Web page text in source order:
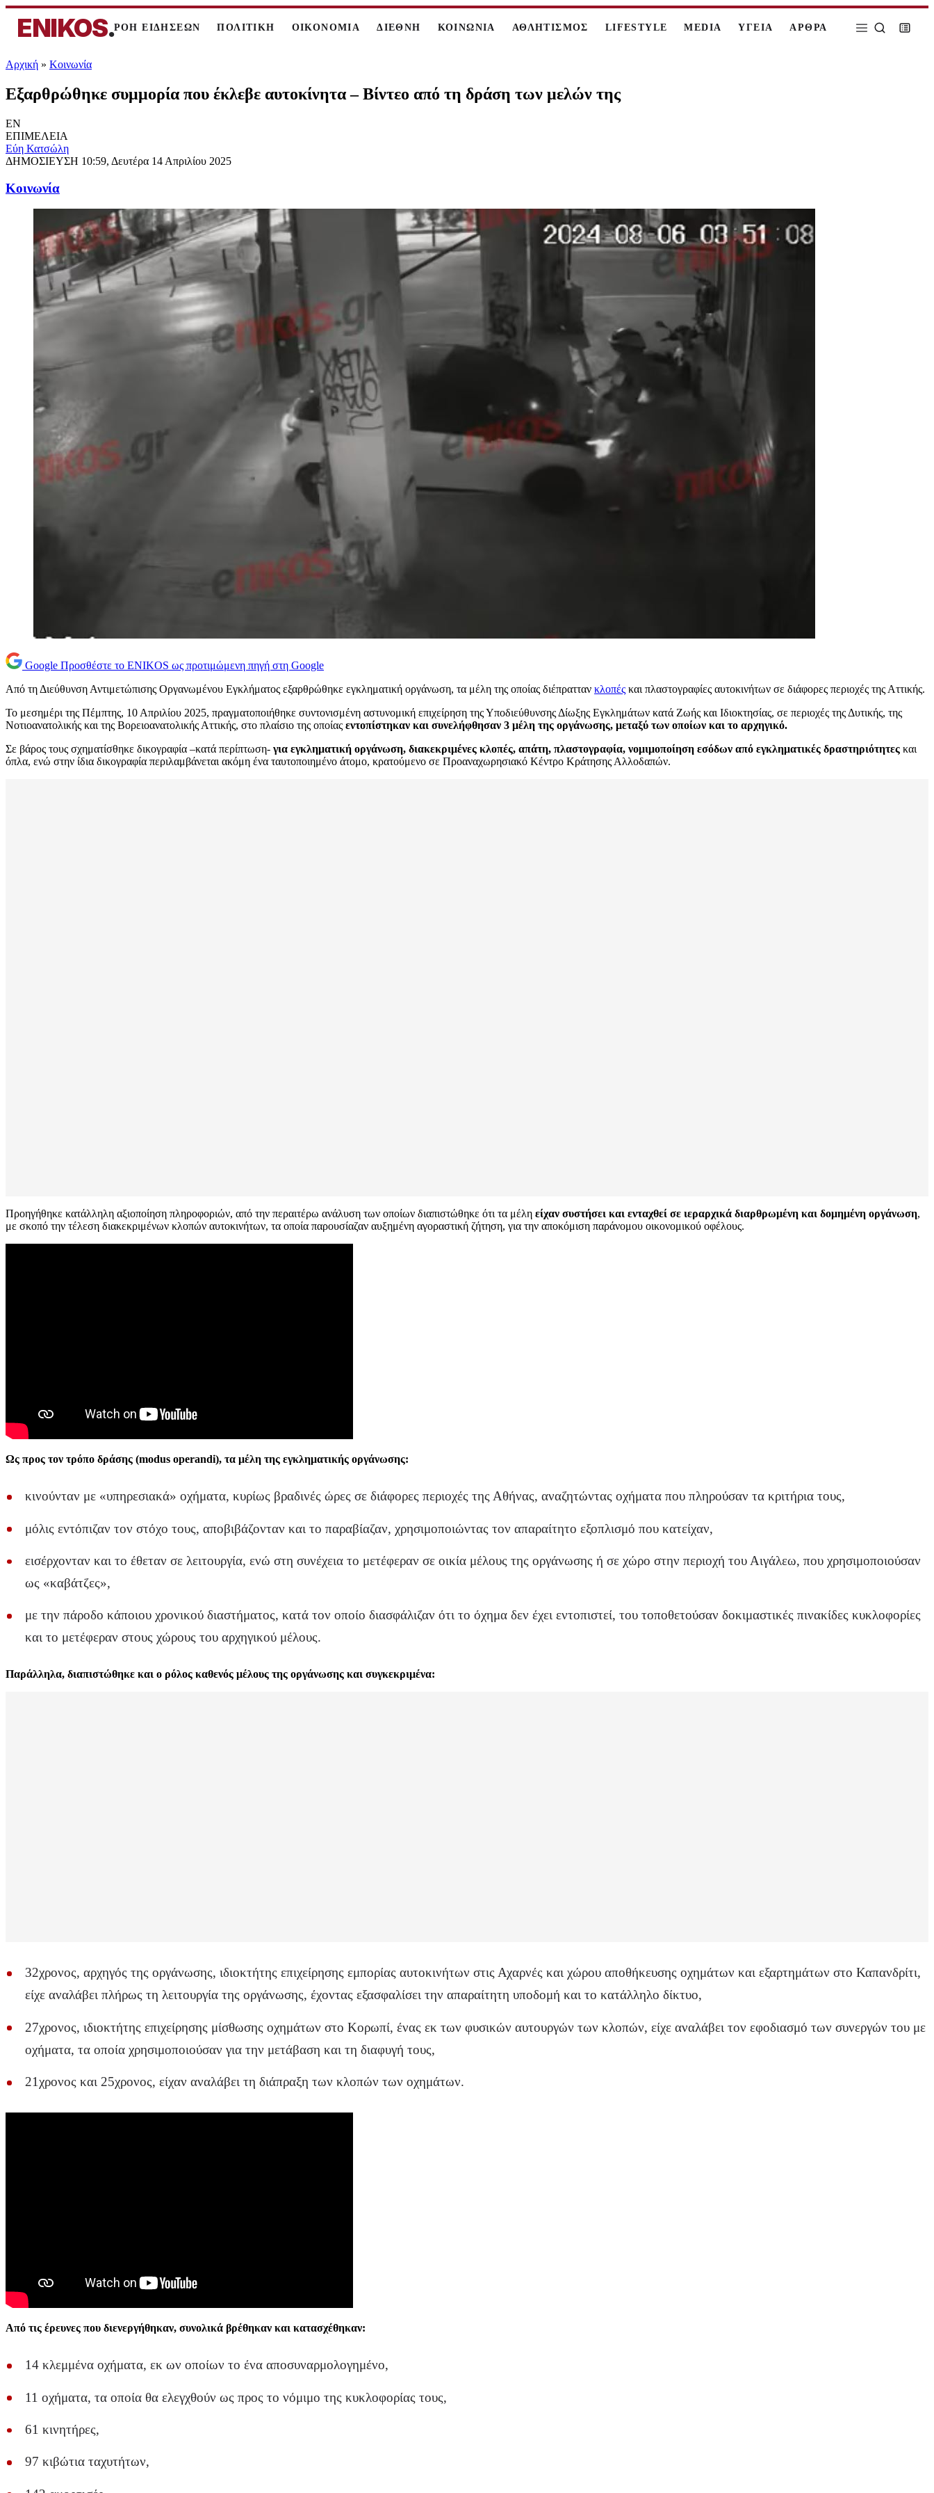
ENIKOS.ΡΟΗ ΕΙΔΗΣΕΩΝ ΠΟΛΙΤΙΚΗ ΟΙΚΟΝΟΜΙΑ ΔΙΕΘΝΗ ΚΟΙΝΩΝΙΑ ΑΘΛΗΤΙΣΜΟΣ LIFESTYLE MEDIA ΥΓΕΙΑ ΑΡΘΡΑ
Αρχική » Κοινωνία
Εξαρθρώθηκε συμμορία που έκλεβε αυτοκίνητα – Βίντεο από τη δράση των μελών της
EN
ΕΠΙΜΕΛΕΙΑ
Εύη Κατσώλη
ΔΗΜΟΣΙΕΥΣΗ 10:59, Δευτέρα 14 Απριλίου 2025
Κοινωνία
Google Προσθέστε το ENIKOS ως προτιμώμενη πηγή στη Google
Από τη Διεύθυνση Αντιμετώπισης Οργανωμένου Εγκλήματος εξαρθρώθηκε εγκληματική οργάνωση, τα μέλη της οποίας διέπρατταν κλοπές και πλαστογραφίες αυτοκινήτων σε διάφορες περιοχές της Αττικής.
Το μεσημέρι της Πέμπτης, 10 Απριλίου 2025, πραγματοποιήθηκε συντονισμένη αστυνομική επιχείρηση της Υποδιεύθυνσης Δίωξης Εγκλημάτων κατά Ζωής και Ιδιοκτησίας, σε περιοχές της Δυτικής, της
Νοτιοανατολικής και της Βορειοανατολικής Αττικής, στο πλαίσιο της οποίας εντοπίστηκαν και συνελήφθησαν 3 μέλη της οργάνωσης, μεταξύ των οποίων και το αρχηγικό.
Σε βάρος τους σχηματίσθηκε δικογραφία –κατά περίπτωση- για εγκληματική οργάνωση, διακεκριμένες κλοπές, απάτη, πλαστογραφία, νομιμοποίηση εσόδων από εγκληματικές δραστηριότητες και
όπλα, ενώ στην ίδια δικογραφία περιλαμβάνεται ακόμη ένα ταυτοποιημένο άτομο, κρατούμενο σε Προαναχωρησιακό Κέντρο Κράτησης Αλλοδαπών.
Προηγήθηκε κατάλληλη αξιοποίηση πληροφοριών, από την περαιτέρω ανάλυση των οποίων διαπιστώθηκε ότι τα μέλη είχαν συστήσει και ενταχθεί σε ιεραρχικά διαρθρωμένη και δομημένη οργάνωση,
με σκοπό την τέλεση διακεκριμένων κλοπών αυτοκινήτων, τα οποία παρουσίαζαν αυξημένη αγοραστική ζήτηση, για την αποκόμιση παράνομου οικονομικού οφέλους.
Ως προς τον τρόπο δράσης (modus operandi), τα μέλη της εγκληματικής οργάνωσης:
κινούνταν με «υπηρεσιακά» οχήματα, κυρίως βραδινές ώρες σε διάφορες περιοχές της Αθήνας, αναζητώντας οχήματα που πληρούσαν τα κριτήρια τους,
μόλις εντόπιζαν τον στόχο τους, αποβιβάζονταν και το παραβίαζαν, χρησιμοποιώντας τον απαραίτητο εξοπλισμό που κατείχαν,
εισέρχονταν και το έθεταν σε λειτουργία, ενώ στη συνέχεια το μετέφεραν σε οικία μέλους της οργάνωσης ή σε χώρο στην περιοχή του Αιγάλεω, που χρησιμοποιούσαν
ως «καβάτζες»,
με την πάροδο κάποιου χρονικού διαστήματος, κατά τον οποίο διασφάλιζαν ότι το όχημα δεν έχει εντοπιστεί, του τοποθετούσαν δοκιμαστικές πινακίδες κυκλοφορίες
και το μετέφεραν στους χώρους του αρχηγικού μέλους.
Παράλληλα, διαπιστώθηκε και ο ρόλος καθενός μέλους της οργάνωσης και συγκεκριμένα:
32χρονος, αρχηγός της οργάνωσης, ιδιοκτήτης επιχείρησης εμπορίας αυτοκινήτων στις Αχαρνές και χώρου αποθήκευσης οχημάτων και εξαρτημάτων στο Καπανδρίτι,
είχε αναλάβει πλήρως τη λειτουργία της οργάνωσης, έχοντας εξασφαλίσει την απαραίτητη υποδομή και το κατάλληλο δίκτυο,
27χρονος, ιδιοκτήτης επιχείρησης μίσθωσης οχημάτων στο Κορωπί, ένας εκ των φυσικών αυτουργών των κλοπών, είχε αναλάβει τον εφοδιασμό των συνεργών του με
οχήματα, τα οποία χρησιμοποιούσαν για την μετάβαση και τη διαφυγή τους,
21χρονος και 25χρονος, είχαν αναλάβει τη διάπραξη των κλοπών των οχημάτων.
Από τις έρευνες που διενεργήθηκαν, συνολικά βρέθηκαν και κατασχέθηκαν:
14 κλεμμένα οχήματα, εκ ων οποίων το ένα αποσυναρμολογημένο,
11 οχήματα, τα οποία θα ελεγχθούν ως προς το νόμιμο της κυκλοφορίας τους,
61 κινητήρες,
97 κιβώτια ταχυτήτων,